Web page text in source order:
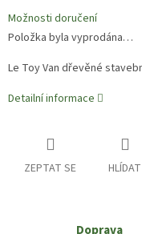
Možnosti doručení
Položka byla vyprodána…
Le Toy Van dřevěné
Detailní informace
ZEPTAT SE HLÍDAT
Doprava